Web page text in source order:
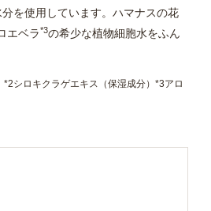
分を使用しています。ハマナスの花
エベラ*3の希少な植物細胞水をふん
シロキクラゲエキス（保湿成分）*3アロ